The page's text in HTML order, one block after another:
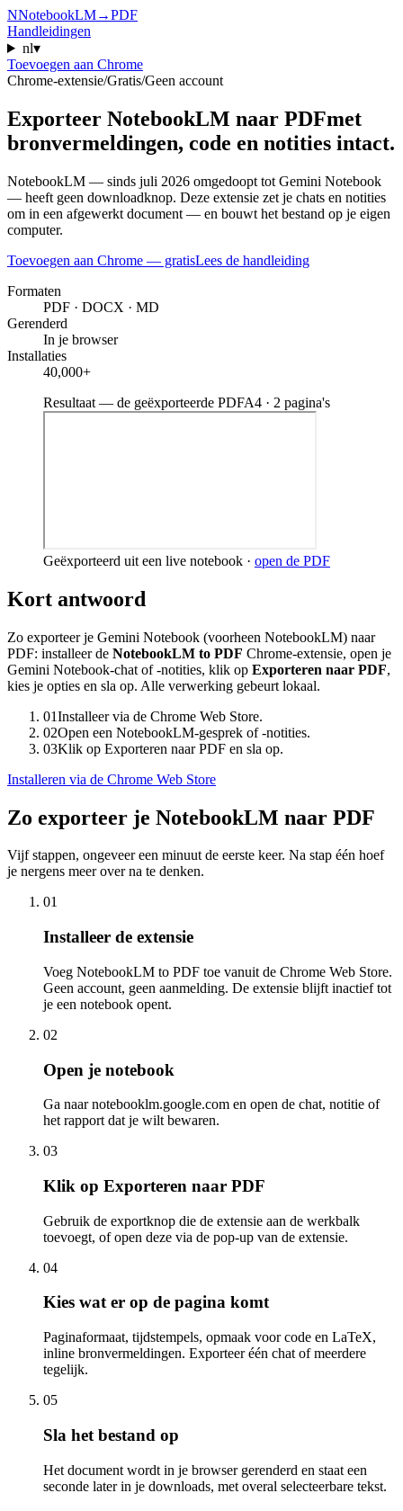
NNotebookLM→PDF
Handleidingen
nl▾
Toevoegen aan Chrome
Chrome-extensie/Gratis/Geen account
Exporteer NotebookLM naar PDFmet
bronvermeldingen, code en notities intact.
NotebookLM — sinds juli 2026 omgedoopt tot Gemini Notebook
— heeft geen downloadknop. Deze extensie zet je chats en notities
om in een afgewerkt document — en bouwt het bestand op je eigen
computer.
Toevoegen aan Chrome — gratisLees de handleiding
Formaten
PDF · DOCX · MD
Gerenderd
In je browser
Installaties
40,000+
Resultaat — de geëxporteerde PDFA4 · 2 pagina's
Geëxporteerd uit een live notebook · open de PDF
Kort antwoord
Zo exporteer je Gemini Notebook (voorheen NotebookLM) naar
PDF: installeer de NotebookLM to PDF Chrome-extensie, open je
Gemini Notebook-chat of -notities, klik op Exporteren naar PDF,
kies je opties en sla op. Alle verwerking gebeurt lokaal.
01Installeer via de Chrome Web Store.
02Open een NotebookLM-gesprek of -notities.
03Klik op Exporteren naar PDF en sla op.
Installeren via de Chrome Web Store
Zo exporteer je NotebookLM naar PDF
Vijf stappen, ongeveer een minuut de eerste keer. Na stap één hoef
je nergens meer over na te denken.
01
Installeer de extensie
Voeg NotebookLM to PDF toe vanuit de Chrome Web Store.
Geen account, geen aanmelding. De extensie blijft inactief tot
je een notebook opent.
02
Open je notebook
Ga naar notebooklm.google.com en open de chat, notitie of
het rapport dat je wilt bewaren.
03
Klik op Exporteren naar PDF
Gebruik de exportknop die de extensie aan de werkbalk
toevoegt, of open deze via de pop-up van de extensie.
04
Kies wat er op de pagina komt
Paginaformaat, tijdstempels, opmaak voor code en LaTeX,
inline bronvermeldingen. Exporteer één chat of meerdere
tegelijk.
05
Sla het bestand op
Het document wordt in je browser gerenderd en staat een
seconde later in je downloads, met overal selecteerbare tekst.